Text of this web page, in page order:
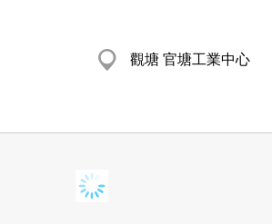
觀塘 官塘工業中心